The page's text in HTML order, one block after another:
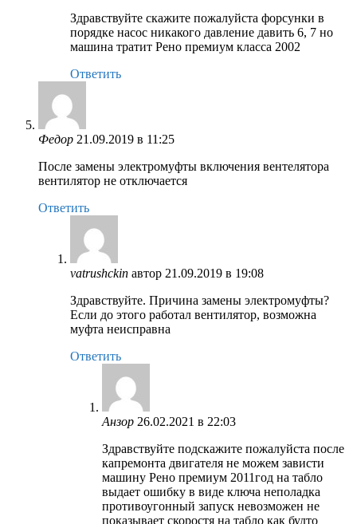
Здравствуйте скажите пожалуйста форсунки в
порядке насос никакого давление давить 6, 7 но
машина тратит Рено премиум класса 2002
Ответить
Федор 21.09.2019 в 11:25
После замены электромуфты включения вентелятора
вентилятор не отключается
Ответить
vatrushckin автор 21.09.2019 в 19:08
Здравствуйте. Причина замены электромуфты?
Если до этого работал вентилятор, возможна
муфта неисправна
Ответить
Анзор 26.02.2021 в 22:03
Здравствуйте подскажите пожалуйста после
капремонта двигателя не можем зависти
машину Рено премиум 2011год на табло
выдает ошибку в виде ключа неполадка
противоугонный запуск невозможен не
показывает скоростя на табло как будто